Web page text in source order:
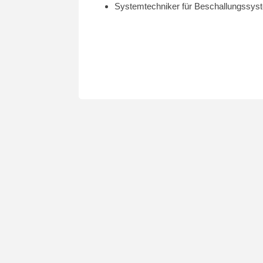
Systemtechniker für